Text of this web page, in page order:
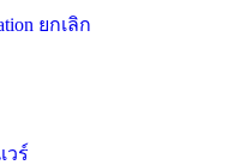
ยกเลิก
วร์